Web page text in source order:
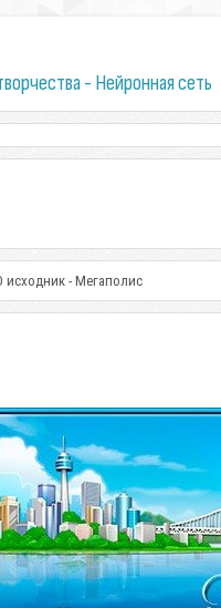
- Нейронная сеть
исходник - Мегаполис